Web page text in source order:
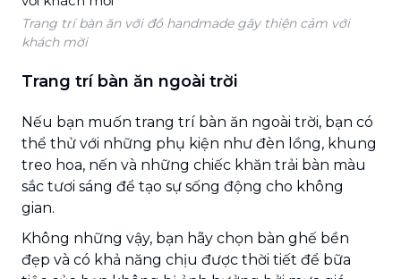
Trang trí bàn ăn với đồ handmade gây thiện cảm với
khách mời
Trang trí bàn ăn ngoài trời
Nếu bạn muốn trang trí bàn ăn ngoài trời, bạn có
thể thử với những phụ kiện như đèn lồng, khung
treo hoa, nến và những chiếc khăn trải bàn màu
sắc tươi sáng để tạo sự sống động cho không
gian.
Không những vậy, bạn hãy chọn bàn ghế bền
đẹp và có khả năng chịu được thời tiết để bữa